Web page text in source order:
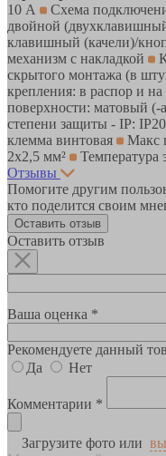
10 А
Схема
двойной
клавишный (качели)/
механизм с накладкой
скрытого монтажа (в
крепления: в распор и
поверхности: матовый (-
степени защиты - IP: IP20
клемма винтовая
Макс
2х2,5 мм²
Температура
Отзывы
Помогите другим
кто поделится своим
Оставить отзыв
Оставить отзыв
Ваша оценка *
Рекомендуете данный
Да
Нет
Комментарии *
Загрузите фото или